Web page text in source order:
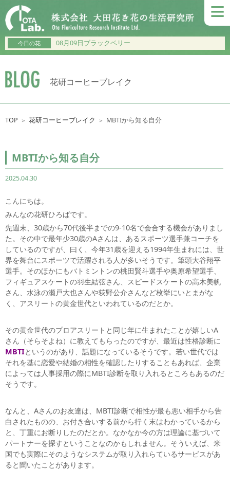
≡
今日の花 08月09日ブラックベリー
花研コーヒーブレイク
TOP ＞ 花研コーヒーブレイク ＞ MBTIから知る自分
MBTIから知る自分
2025.04.30
こんにちは。
みんなの花研ひろばです。
先週末、30歳から70代後半までの9-10名で会合する機会がありまし
た。その中で最年少30歳のAさんは、あるスポーツ選手兼コーチを
しているのですが、曰く、今年31歳を迎える1994年生まれには、世
界を舞台にスポーツで活躍される人が多いそうです。筆頭大谷翔平
選手。そのほかにもバトミントンの桃田賢斗選手や奥原希望選手、
フィギュアスケートの羽生結弦さん、スピードスケートの高木美帆
さん、水泳の瀬戸大也さんや荻野公介さんなど枚挙にいとまがな
く、アスリートの黄金世代といわれているのだとか。
その黄金世代のプロアスリートと同じ年に生まれたことが嬉しいA
さん（そらそよね）に教えてもらったのですが、最近は性格診断に
MBTIというのがあり、話題になっているそうです。若い世代では
それを基に恋愛や結婚の相性を確認したりすることもあれば、企業
によっては人事採用の際にMBTI診断を取り入れるところもあるのだ
そうです。
なんと、Aさんのお友達は、MBTI診断で相性が最も悪い相手から告
白されたものの、お付き合いする前から行く末はわかっているから
と、丁重にお断りしたのだとか。なかなか今の方は理論に基づいて
パートナーを探すということなのかもしれません。そういえば、米
国でも実際にそのようなシステムが取り入れらているサービスがあ
ると聞いたことがあります。